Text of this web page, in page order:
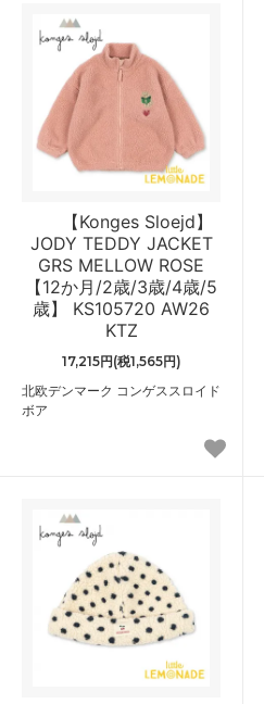
【Konges Sloejd】
JODY TEDDY JACKET
GRS MELLOW ROSE
【12か月/2歳/3歳/4歳/5
歳】 KS105720 AW26
KTZ
17,215円(税1,565円)
北欧デンマーク コンゲススロイド
ボア